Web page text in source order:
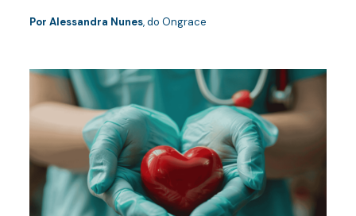
Por Alessandra Nunes, do Ongrace